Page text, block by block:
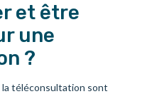
et être
une
?
la téléconsultation sont